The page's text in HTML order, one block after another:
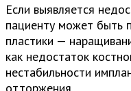
Если выявляется
пациенту может быть
пластики —
как недостаток
нестабильности
отторжения.